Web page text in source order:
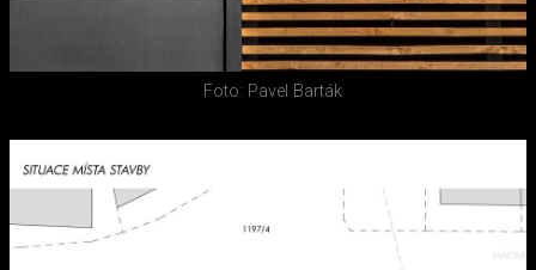
Foto: Pavel Barták